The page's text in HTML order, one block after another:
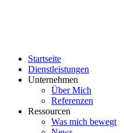
Startseite
Dienstleistungen
Unternehmen
Über Mich
Referenzen
Ressourcen
Was mich bewegt